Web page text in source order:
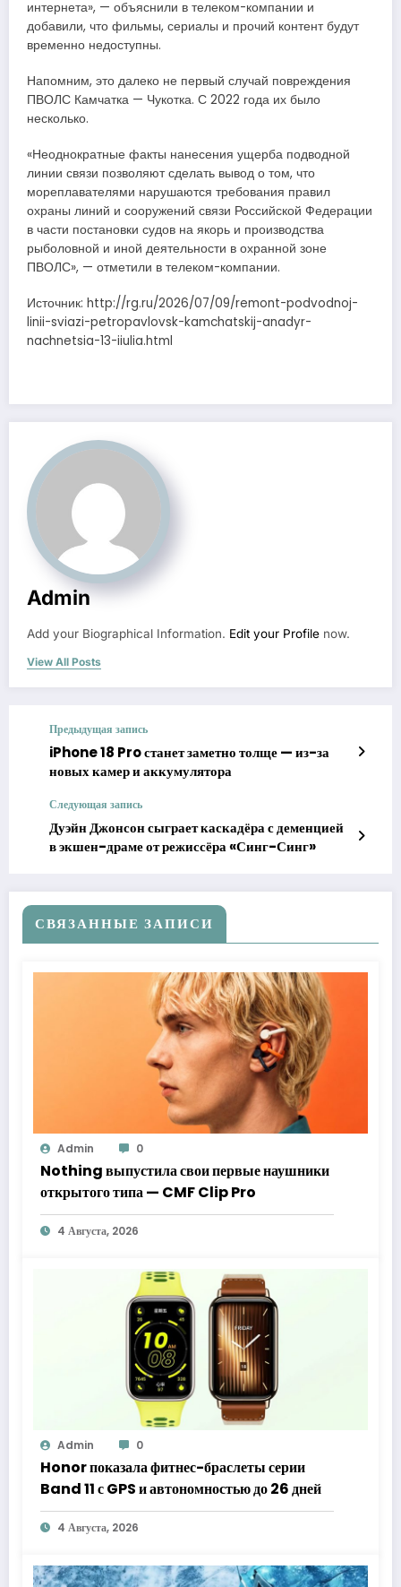
интернета», — объяснили в телеком-компании и
добавили, что фильмы, сериалы и прочий контент будут
временно недоступны.
Напомним, это далеко не первый случай повреждения
ПВОЛС Камчатка — Чукотка. С 2022 года их было
несколько.
«Неоднократные факты нанесения ущерба подводной
линии связи позволяют сделать вывод о том, что
мореплавателями нарушаются требования правил
охраны линий и сооружений связи Российской Федерации
в части постановки судов на якорь и производства
рыболовной и иной деятельности в охранной зоне
ПВОЛС», — отметили в телеком-компании.
Источник: http://rg.ru/2026/07/09/remont-podvodnoj-
linii-sviazi-petropavlovsk-kamchatskij-anadyr-
nachnetsia-13-iiulia.html
Admin
Add your Biographical Information. Edit your Profile now.
View All Posts
Предыдущая запись
iPhone 18 Pro станет заметно толще — из-за
новых камер и аккумулятора
Следующая запись
Дуэйн Джонсон сыграет каскадёра с деменцией
в экшен-драме от режиссёра «Синг-Синг»
СВЯЗАННЫЕ ЗАПИСИ
Admin 0
Nothing выпустила свои первые наушники
открытого типа — CMF Clip Pro
4 Августа, 2026
Admin 0
Honor показала фитнес-браслеты серии
Band 11 с GPS и автономностью до 26 дней
4 Августа, 2026